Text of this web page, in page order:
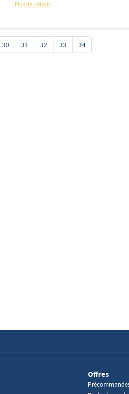
Plus de détails
30 31 32 33 34
Offres